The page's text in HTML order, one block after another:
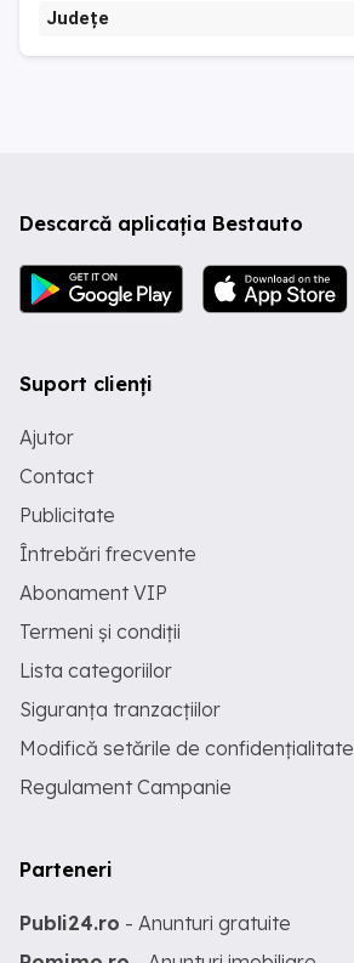
Județe
Descarcă aplicația Bestauto
Suport clienți
Ajutor
Contact
Publicitate
Întrebări frecvente
Abonament VIP
Termeni și condiții
Lista categoriilor
Siguranța tranzacțiilor
Modifică setările de confidențialitate
Regulament Campanie
Parteneri
Publi24.ro - Anunturi gratuite